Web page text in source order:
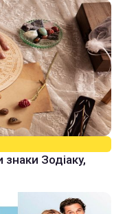
Зодіаку,